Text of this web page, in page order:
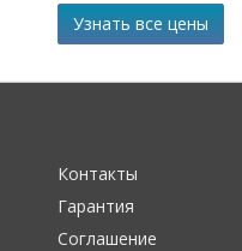
Узнать все цены
Контакты
Гарантия
Соглашение